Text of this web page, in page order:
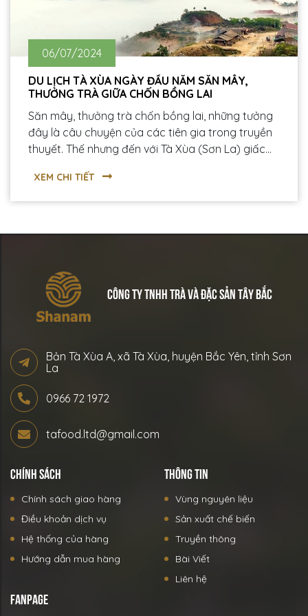
06/07/2024
DU LỊCH TÀ XÙA NGÀY ĐẦU NĂM SĂN MÂY,
THƯỞNG TRÀ GIỮA CHỐN BỒNG LAI
Săn mây, thưởng trà chốn bồng lai, những tưởng
đây là câu chuyện của các tiên gia trong truyền
thuyết. Thế nhưng đến với Tà Xùa (Sơn La) giấc
lịch Tà Xùa ngày đầu năm bạn sẽ được trekking
“săn mây” giữa biển trời mờ ảo đầy mê hoặc.
bạn thưởng thức tách trà Shan tuyết cổ thụ Tà
XEM CHI TIẾT
CÔNG TY TNHH TRÀ VÀ ĐẶC SẢN TÂY BẮC
Bản Tà Xùa A, xã Tà Xùa, huyện Bắc Yên, tỉnh Sơn
La
0966 72 1972
tafood.ltd@gmail.com
CHÍNH SÁCH
Chính sách giao hàng
Điều khoản dịch vụ
Hệ thống của hàng
Hướng dẫn mua hàng
THÔNG TIN
Vùng nguyên liệu
Sản xuất chế biến
Truyền thông
Bài Viết
Liên hệ
FANPAGE